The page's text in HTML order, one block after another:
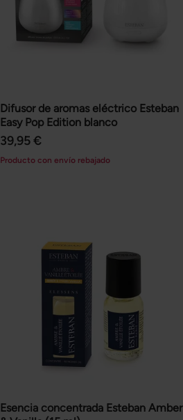
Difusor de aromas eléctrico Esteban
Easy Pop Edition blanco
39,95 €
Producto con envío rebajado
Esencia concentrada Esteban Amber